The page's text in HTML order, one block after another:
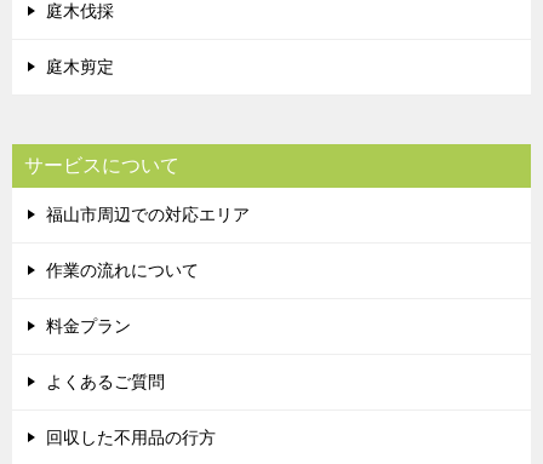
庭木伐採
庭木剪定
サービスについて
福山市周辺での対応エリア
作業の流れについて
料金プラン
よくあるご質問
回収した不用品の行方